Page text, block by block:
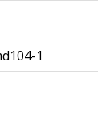
1